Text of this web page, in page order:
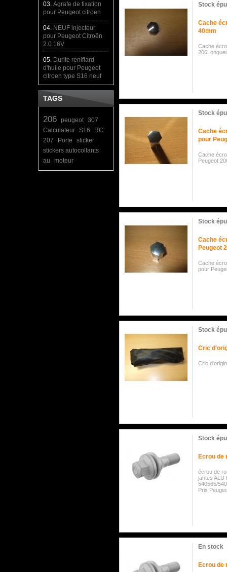
03. Agrafe de fixation
pour Peugeot citroen
04. NEUF injecteur
pour Peugeot Citroën
2.0 16V
05. Durite reniflard
d'huile pour Peugeot
citroen type S16 neuf
TAGS
206 peugeot 307
Calculateur S16
RC
207
Porte
sticker
stickers autocollants
au
moteur
Stock
Cache
40mm
Cache
Stock
Cache
pour
Cache
Peugeot
Stock
Cache
Peugeot
Cache
pour
Stock
Cric
Cric
Stock
Ecrou de
écrou de
jantes ALU
540565/
Prix
En stock
Ecrou de